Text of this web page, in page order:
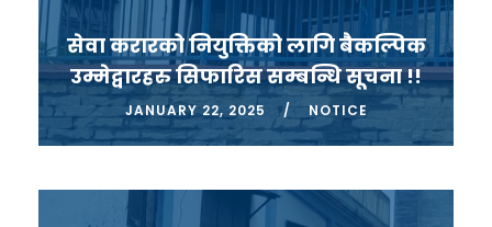
सेवा करारको नियुक्तिको लागि बैकल्पिक
उम्मेद्वारहरु सिफारिस सम्बन्धि सूचना !!
JANUARY 22, 2025 NOTICE